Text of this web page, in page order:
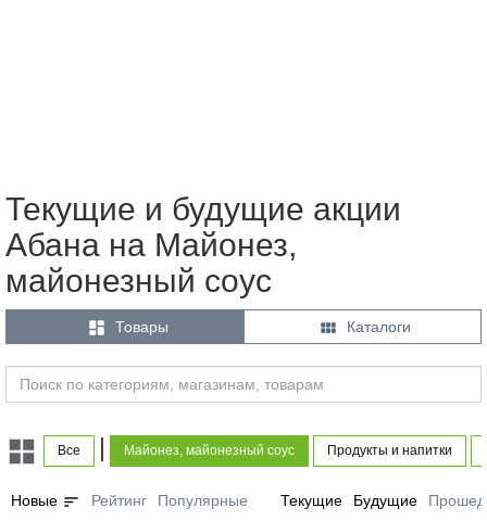
Текущие и будущие акции
Абана на Майонез,
майонезный соус
 Товары  Каталоги
Все Майонез, майонезный соус Продукты и напитки
Новые sort Рейтинг Популярные Текущие Будущие